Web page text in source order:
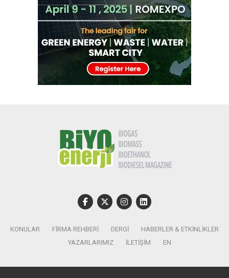
KONULAR FIRMA REHBERI DERGI
HABERLER & ETKINLIKLER
YAZARLARIMIZ
İLETIŞIM EN